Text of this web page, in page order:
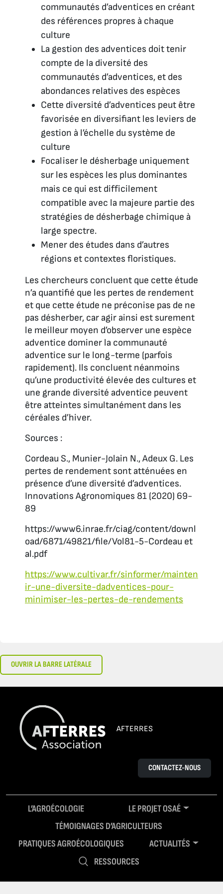
communautés d’adventices en créant
des références propres à chaque
culture
La gestion des adventices doit tenir
compte de la diversité des
communautés d’adventices, et des
abondances relatives des espèces
Cette diversité d’adventices peut être
favorisée en diversifiant les leviers de
gestion à l’échelle du système de
culture
Focaliser le désherbage uniquement
sur les espèces les plus dominantes
mais ce qui est difficilement
compatible avec la majeure partie des
stratégies de désherbage chimique à
large spectre.
Mener des études dans d’autres
régions et contextes floristiques.
Les chercheurs concluent que cette étude
n’a quantifié que les pertes de rendement
et que cette étude ne préconise pas de ne
pas désherber, car agir ainsi est surement
le meilleur moyen d’observer une espèce
adventice dominer la communauté
adventice sur le long-terme (parfois
rapidement). Ils concluent néanmoins
qu’une productivité élevée des cultures et
une grande diversité adventice peuvent
être atteintes simultanément dans les
céréales d’hiver.
Sources :
Cordeau S., Munier-Jolain N., Adeux G. Les
pertes de rendement sont atténuées en
présence d’une diversité d’adventices.
Innovations Agronomiques 81 (2020) 69-
89
https://www6.inrae.fr/ciag/content/downl
oad/6871/49821/file/Vol81-5-Cordeau et
al.pdf
https://www.cultivar.fr/sinformer/mainten
ir-une-diversite-dadventices-pour-
minimiser-les-pertes-de-rendements
OUVRIR LA BARRE LATÉRALE
AFTERRES
CONTACTEZ-NOUS
L’AGROÉCOLOGIE
LE PROJET OSAÉ
TÉMOIGNAGES D’AGRICULTEURS
PRATIQUES AGROÉCOLOGIQUES
ACTUALITÉS
RESSOURCES